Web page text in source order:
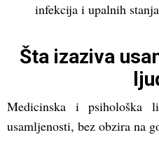
infekcija i upalnih
Šta izaziva
Medicinska i psihološka
usamljenosti, bez obzira na